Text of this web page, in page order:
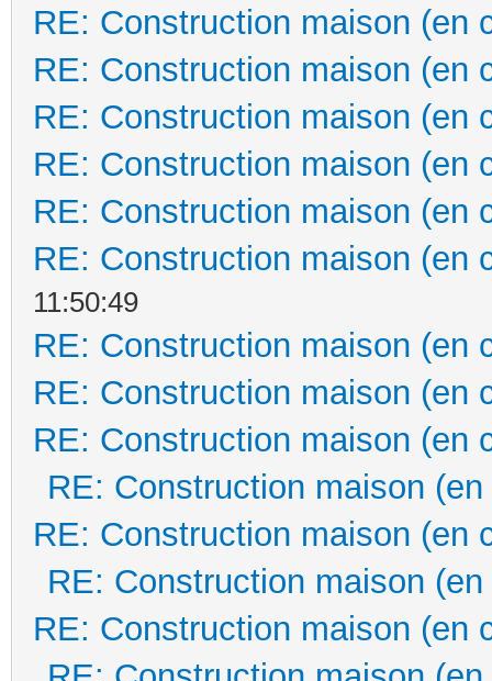
RE: Construction maison (en
RE: Construction maison (en
RE: Construction maison (en
RE: Construction maison (en
RE: Construction maison (en
RE: Construction maison (en
11:50:49
RE: Construction maison (en
RE: Construction maison (en
RE: Construction maison (en
RE: Construction maison
RE: Construction maison (en
RE: Construction maison
RE: Construction maison (en